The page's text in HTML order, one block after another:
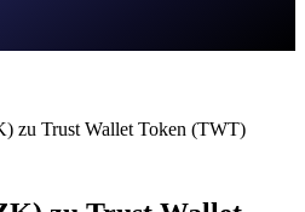
zu Trust Wallet Token (TWT)